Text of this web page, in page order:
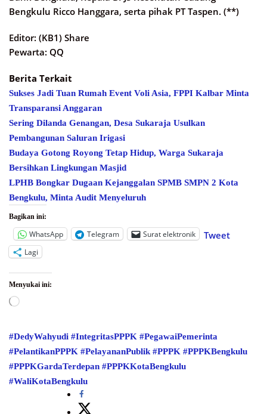
Bengkulu Ricco Hanggara, serta pihak PT Taspen. (**)
Editor: (KB1) Share
Pewarta: QQ
Berita Terkait
Sukses Jadi Tuan Rumah Event Voli Asia, FPPI Kalbar Minta
Transparansi Anggaran
Sering Dilanda Genangan, Desa Sukaraja Usulkan
Pembangunan Saluran Irigasi
Budaya Gotong Royong Tetap Hidup, Warga Sukaraja
Bersihkan Lingkungan Masjid
LPHB Bongkar Dugaan Kejanggalan SPMB SMPN 2 Kota
Bengkulu, Minta Audit Menyeluruh
Bagikan ini:
WhatsApp Telegram Surat elektronik Tweet
Lagi
Menyukai ini:
Memuat...
#DedyWahyudi #IntegritasPPPK #PegawaiPemerinta
#PelantikanPPPK #PelayananPublik #PPPK #PPPKBengkulu
#PPPKGardaTerdepan #PPPKKotaBengkulu
#WaliKotaBengkulu